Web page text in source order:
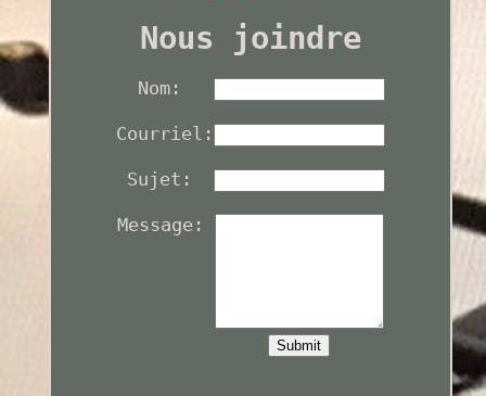
Nous joindre
Nom:
Courriel:
Sujet:
Message: